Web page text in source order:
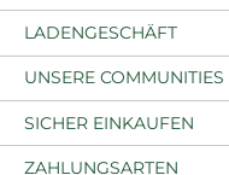
LADENGESCHÄFT
UNSERE COMMUNITIES
SICHER EINKAUFEN
ZAHLUNGSARTEN